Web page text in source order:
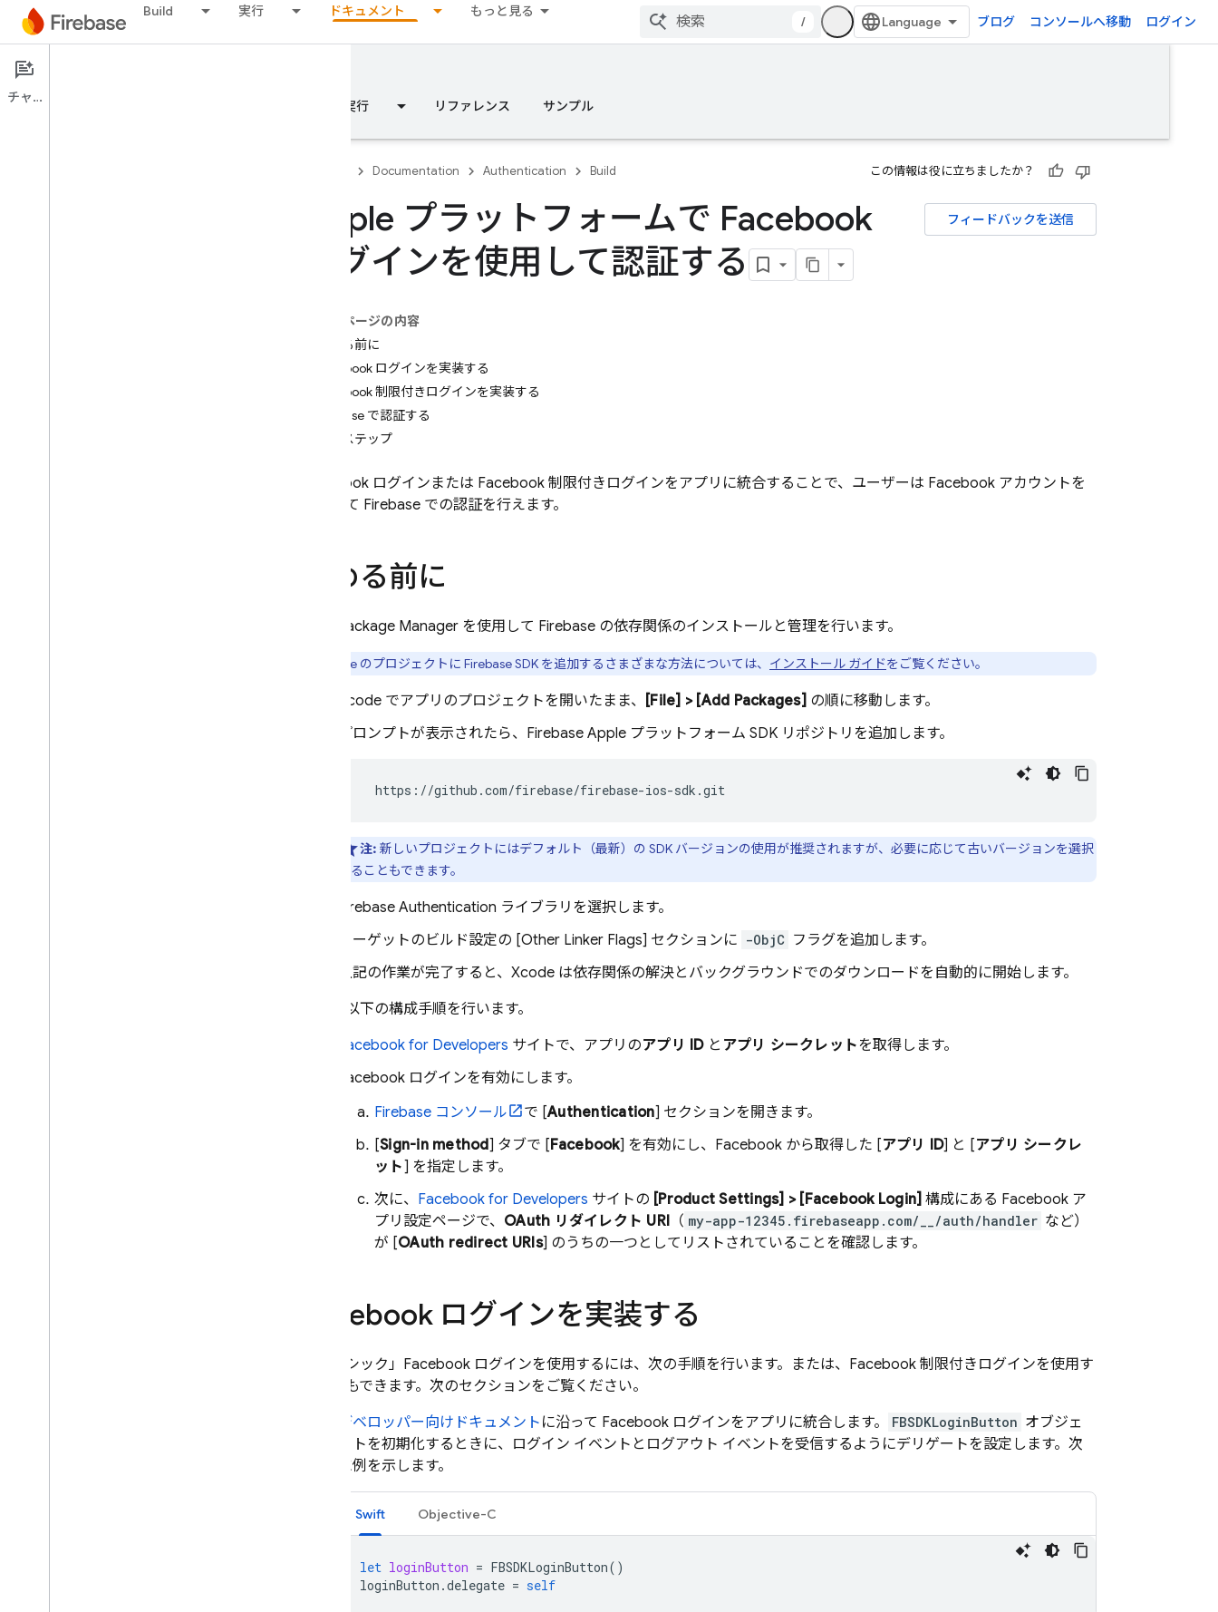
Build 実行 ドキュメント もっと見る
/ ブログ コンソールへ移動 ログイン
Documentation
概要 実行 リファレンス サンプル
Documentation Authentication Build この情報は役に立ちましたか？
フィードバックを送信
Apple プラットフォームで Facebook
ログインを使用して認証する
このページの内容
始める前に
Facebook ログインを実装する
Facebook 制限付きログインを実装する
Firebase で認証する
次のステップ
Facebook ログインまたは Facebook 制限付きログインをアプリに統合することで、ユーザーは Facebook アカウントを
使用して Firebase での認証を行えます。
始める前に
Swift Package Manager を使用して Firebase の依存関係のインストールと管理を行います。
Apple のプロジェクトに Firebase SDK を追加するさまざまな方法については、 インストール ガイドをご覧ください。
Xcode でアプリのプロジェクトを開いたまま、 [File] > [Add Packages] の順に移動します。
プロンプトが表示されたら、Firebase Apple プラットフォーム SDK リポジトリを追加します。
  https://github.com/firebase/firebase-ios-sdk.git
注: 新しいプロジェクトにはデフォルト（最新）の SDK バージョンの使用が推奨されますが、必要に応じて古いバージョンを選択
することもできます。
Firebase Authentication ライブラリを選択します。
ターゲットのビルド設定の [Other Linker Flags] セクションに -ObjC フラグを追加します。
上記の作業が完了すると、Xcode は依存関係の解決とバックグラウンドでのダウンロードを自動的に開始します。
次に、以下の構成手順を行います。
Facebook for Developers サイトで、アプリのアプリ IDと アプリ シークレットを取得します。
Facebook ログインを有効にします。
Firebase コンソール で [Authentication] セクションを開きます。
[Sign-in method] タブで [Facebook] を有効にし、Facebook から取得した [アプリ ID] と [アプリ シークレ
ット ] を指定します。
次に、 Facebook for Developers サイトの [Product Settings] > [Facebook Login] 構成にある Facebook ア
プリ設定ページで、 OAuth リダイレクト URI （ my-app-12345.firebaseapp.com/__/auth/handler など）
が [OAuth redirect URIs] のうちの一つとしてリストされていることを確認します。
Facebook ログインを実装する
「クラシック」Facebook ログインを使用するには、次の手順を行います。または、Facebook 制限付きログインを使用す
ることもできます。次のセクションをご覧ください。
デベロッパー向けドキュメント に沿って Facebook ログインをアプリに統合します。 FBSDKLoginButton オブジェ
クトを初期化するときに、ログイン イベントとログアウト イベントを受信するようにデリゲートを設定します。次
に例を示します。
Swift Objective-C
let loginButton = FBSDKLoginButton()
loginButton .delegate = self
チャット